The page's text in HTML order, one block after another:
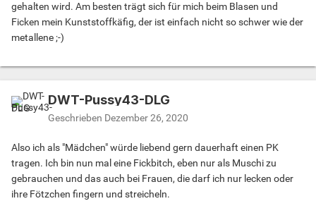
gehalten wird. Am besten trägt sich für mich beim Blasen und
Ficken mein Kunststoffkäfig, der ist einfach nicht so schwer wie der
metallene ;-)
DWT-Pussy43-DLG
Geschrieben Dezember 26, 2020
Also ich als "Mädchen" würde liebend gern dauerhaft einen PK
tragen. Ich bin nun mal eine Fickbitch, eben nur als Muschi zu
gebrauchen und das auch bei Frauen, die darf ich nur lecken oder
ihre Fötzchen fingern und streicheln.